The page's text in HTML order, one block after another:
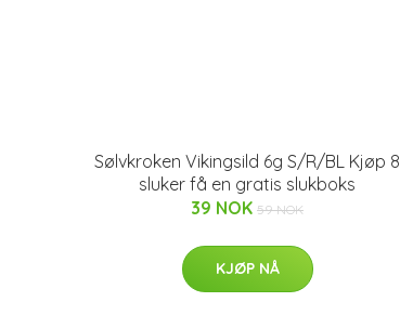
Sølvkroken Vikingsild 6g S/R/BL Kjøp 8
sluker få en gratis slukboks
39 NOK 59 NOK
KJØP NÅ